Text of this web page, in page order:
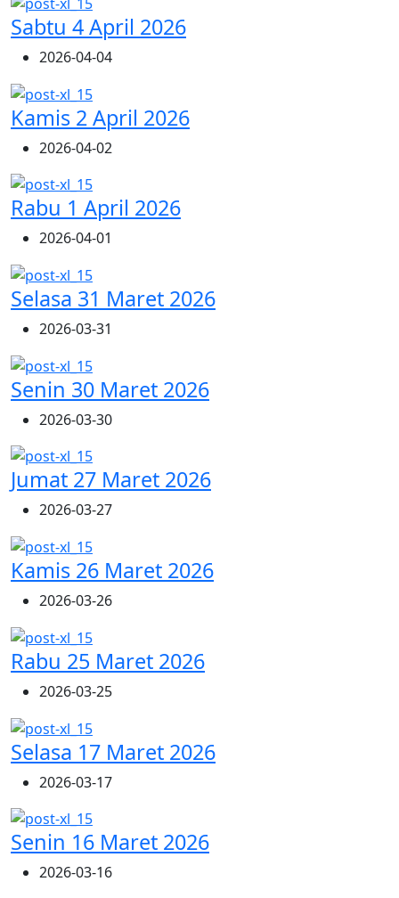
Sabtu 4 April 2026
2026-04-04
Kamis 2 April 2026
2026-04-02
Rabu 1 April 2026
2026-04-01
Selasa 31 Maret 2026
2026-03-31
Senin 30 Maret 2026
2026-03-30
Jumat 27 Maret 2026
2026-03-27
Kamis 26 Maret 2026
2026-03-26
Rabu 25 Maret 2026
2026-03-25
Selasa 17 Maret 2026
2026-03-17
Senin 16 Maret 2026
2026-03-16